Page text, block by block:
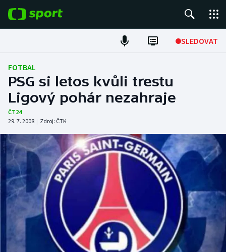
SLEDOVAT
Fotbal
Hokej
Tenis
Atletika
Cyklistika
DALŠÍ SPORTY
Americký fotbal
Baseball a softbal
NEPŘEHLÉDNĚTE
FOTBAL
PSG si letos kvůli trestu
Ligový pohár nezahraje
ČT24
29. 7. 2008 | Zdroj: ČTK